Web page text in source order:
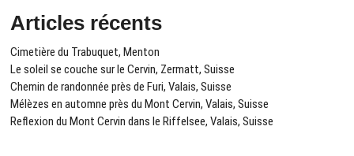
Articles récents
Cimetière du Trabuquet, Menton
Le soleil se couche sur le Cervin, Zermatt, Suisse
Chemin de randonnée près de Furi, Valais, Suisse
Mélèzes en automne près du Mont Cervin, Valais, Suisse
Reflexion du Mont Cervin dans le Riffelsee, Valais, Suisse